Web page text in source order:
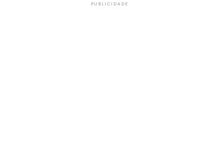
PUBLICIDADE